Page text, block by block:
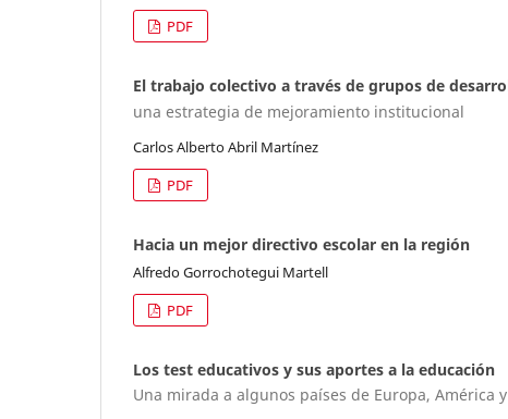
PDF
El trabajo colectivo a través de grupos de
una estrategia de mejoramiento institucional
Carlos Alberto Abril Martínez
PDF
Hacia un mejor directivo escolar en la región
Alfredo Gorrochotegui Martell
PDF
Los test educativos y sus aportes a la educación
Una mirada a algunos países de Europa, América